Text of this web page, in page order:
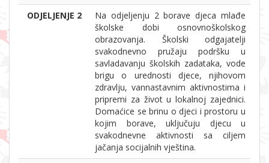
ODJELJENJE 2
Na odjeljenju 2 borave djeca mlađe
školske dobi osnovnoškolskog
obrazovanja. Školski odgajatelji
svakodnevno pružaju podršku u
savladavanju školskih zadataka, vode
brigu o urednosti djece, njihovom
zdravlju, vannastavnim aktivnostima i
pripremi za život u lokalnoj zajednici.
Domaćice se brinu o djeci i prostoru u
kojim borave, uključuju djecu u
svakodnevne aktivnosti sa ciljem
jačanja socijalnih vještina.